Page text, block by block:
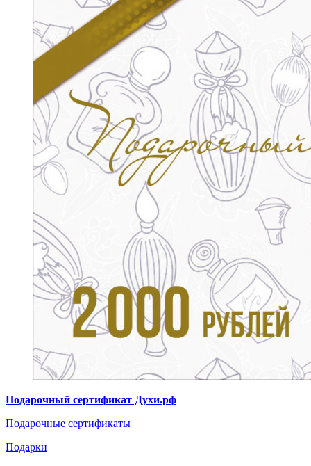
Подарочный сертификат Духи.рф
Подарочные сертификаты
Подарки